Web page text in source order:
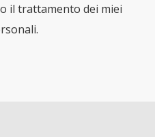
il trattamento dei miei